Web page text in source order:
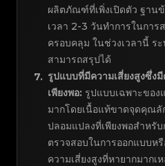
ผลิตภัณฑ์ที่เพิ่งเปิดตัว ฐาน
เวลา 2-3 วันทำการในการ
ครอบคลุม ในช่วงเวลานี้ ร
สามารถสรุปได้
7. รูปแบบที่มีความเสี่ยงสูงซึ่ง
เพียงพอ: รูปแบบเฉพาะขอ
มากโดยเนื้อแท้ขาดจุดคุณ
ปลอมแปลงที่เพียงพอสำหรับ
ตรวจสอบในการออกแบบห
ความเสี่ยงสูงที่หายากมากเ